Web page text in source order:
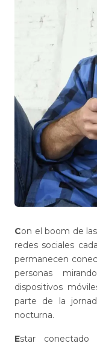
Con el boom de
redes sociales
permanecen
personas
dispositivos
parte de la
nocturna.
Estar